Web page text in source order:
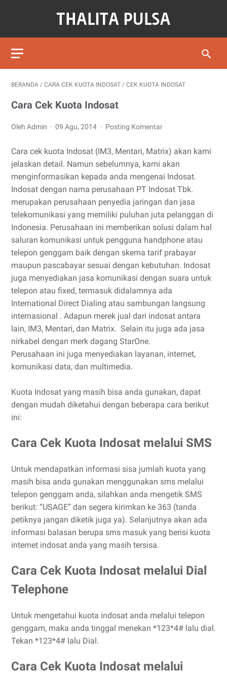
BERANDA / CARA CEK KUOTA INDOSAT / CEK KUOTA INDOSAT
Cara Cek Kuota Indosat
Oleh Admin 09 Agu, 2014 Posting Komentar
Cara cek kuota Indosat (IM3, Mentari, Matrix) akan kami
jelaskan detail. Namun sebelumnya, kami akan
menginformasikan kepada anda mengenai Indosat.
Indosat dengan nama perusahaan PT Indosat Tbk.
merupakan perusahaan penyedia jaringan dan jasa
telekomunikasi yang memiliki puluhan juta pelanggan di
Indonesia. Perusahaan ini memberikan solusi dalam hal
saluran komunikasi untuk pengguna handphone atau
telepon genggam baik dengan skema tarif prabayar
maupun pascabayar sesuai dengan kebutuhan. Indosat
juga menyediakan jasa komunikasi dengan suara untuk
telepon atau fixed, termasuk didalamnya ada
International Direct Dialing atau sambungan langsung
internasional . Adapun merek jual dari indosat antara
lain, IM3, Mentari, dan Matrix. Selain itu juga ada jasa
nirkabel dengan merk dagang StarOne.
Perusahaan ini juga menyediakan layanan, internet,
komunikasi data, dan multimedia.
Kuota Indosat yang masih bisa anda gunakan, dapat
dengan mudah diketahui dengan beberapa cara berikut
ini:
Cara Cek Kuota Indosat melalui SMS
Untuk mendapatkan informasi sisa jumlah kuota yang
masih bisa anda gunakan menggunakan sms melalui
telepon genggam anda, silahkan anda mengetik SMS
berikut: “USAGE” dan segera kirimkan ke 363 (tanda
petiknya jangan diketik juga ya). Selanjutnya akan ada
informasi balasan berupa sms masuk yang berisi kuota
internet indosat anda yang masih tersisa.
Cara Cek Kuota Indosat melalui Dial
Telephone
Untuk mengetahui kuota indosat anda melalui telepon
genggam, maka anda tinggal menekan *123*4# lalu dial.
Tekan *123*4# lalu Dial.
Cara Cek Kuota Indosat melalui